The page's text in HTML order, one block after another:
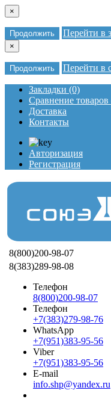
×
Продолжить Перейти в
×
Продолжить Перейти в
Закладки (0)
Сравнение товаров
Доставка
Контакты
Авторизация
Регистрация
8(800)200-98-07
8(383)289-98-08
Телефон
8(800)200-98-07
Телефон
+7(383)279-98-76
WhatsApp
+7(951)383-95-56
Viber
+7(951)383-95-56
E-mail
info.shp@yandex.ru